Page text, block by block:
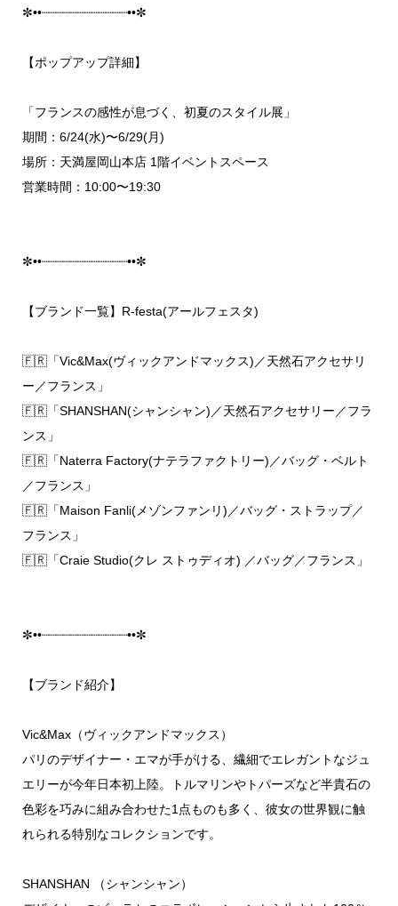
✼••┈┈┈┈┈┈┈┈┈┈┈┈••✼
【ポップアップ詳細】
「フランスの感性が息づく、初夏のスタイル展」
期間：6/24(水)〜6/29(月)
場所：天満屋岡山本店 1階イベントスペース
営業時間：10:00〜19:30
✼••┈┈┈┈┈┈┈┈┈┈┈┈••✼
【ブランド一覧】R-festa(アールフェスタ)
🇫🇷「Vic&Max(ヴィックアンドマックス)／天然石アクセサリ
ー／フランス」
🇫🇷「SHANSHAN(シャンシャン)／天然石アクセサリー／フラ
ンス」
🇫🇷「Naterra Factory(ナテラファクトリー)／バッグ・ベルト
／フランス」
🇫🇷「Maison Fanli(メゾンファンリ)／バッグ・ストラップ／
フランス」
🇫🇷「Craie Studio(クレ ストゥディオ) ／バッグ／フランス」
✼••┈┈┈┈┈┈┈┈┈┈┈┈••✼
【ブランド紹介】
Vic&Max（ヴィックアンドマックス）
パリのデザイナー・エマが手がける、繊細でエレガントなジュ
エリーが今年日本初上陸。トルマリンやトパーズなど半貴石の
色彩を巧みに組み合わせた1点ものも多く、彼女の世界観に触
れられる特別なコレクションです。
SHANSHAN （シャンシャン）